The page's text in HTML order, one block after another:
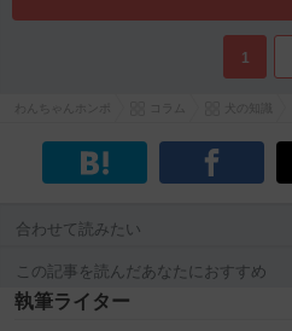
1
合わせて読みたい
この記事を読んだあなたにおすすめ
執筆ライター